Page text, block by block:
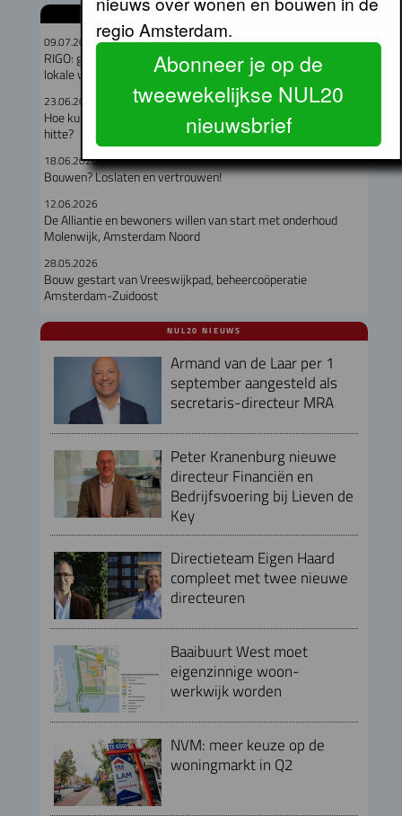
GERELATEERDE ARTIKELEN
09.07.2026
RIGO: geen verband tussen omvang woningcorporatie en
lokale verankering
23.06.2026
Hoe kunnen corporaties hun huurders beschermen tegen de
hitte?
18.06.2026
Bouwen? Loslaten en vertrouwen!
12.06.2026
De Alliantie en bewoners willen van start met onderhoud
Molenwijk, Amsterdam Noord
28.05.2026
Bouw gestart van Vreeswijkpad, beheercoöperatie
Amsterdam-Zuidoost
NUL20 NIEUWS
Armand van de Laar per 1
september aangesteld als
secretaris-directeur MRA
Peter Kranenburg nieuwe
directeur Financiën en
Bedrijfsvoering bij Lieven de
Key
Directieteam Eigen Haard
compleet met twee nieuwe
directeuren
Baaibuurt West moet
eigenzinnige woon-
werkwijk worden
NVM: meer keuze op de
woningmarkt in Q2
regio Amsterdam.
Abonneer je op de
tweewekelijkse NUL20
nieuwsbrief